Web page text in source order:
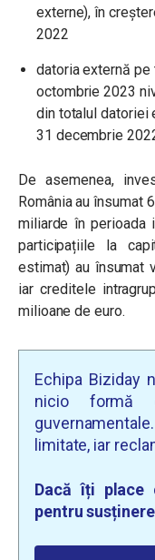
externe), în
2022
datoria externă pe
octombrie 2023
din totalul datoriei
31 decembrie
De asemenea,
România au însumat
miliarde în perioada
participațiile la
estimat) au însumat
iar creditele
milioane de euro.
Echipa Biziday
nicio formă
limitate, iar
Dacă îți place
pentru